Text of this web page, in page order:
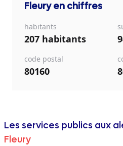
Fleuryen chiffres
habitants
207 habitants
code postal
80160
Les services publics aux
Fleury